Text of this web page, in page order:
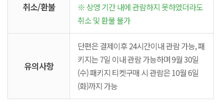
취소/환불
※ 상영 기간 내에 관람하지 못하였더라도
취소 및 환불 불가
유의사항
단편은 결제이후 24시간이내 관람 가능, 패
키지는 7일 이내 관람 가능하며 9월 30일
(수) 패키지 티켓구매 시 관람은 10월 6일
(화)까지 가능